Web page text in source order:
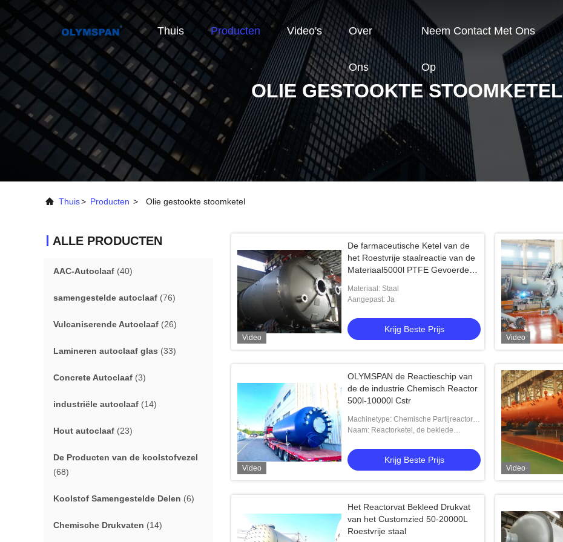
Thuis Producten Video's Over
Ons
Neem Contact Met Ons
Op
OLIE GESTOOKTE STOOMKETEL
Thuis> Producten > Olie gestookte stoomketel
ALLE PRODUCTEN
AAC-Autoclaaf (40)
samengestelde autoclaaf (76)
Vulcaniserende Autoclaaf (26)
Lamineren autoclaaf glas (33)
Concrete Autoclaaf (3)
industriële autoclaaf (14)
Hout autoclaaf (23)
De Producten van de koolstofvezel
(68)
Koolstof Samengestelde Delen (6)
Chemische Drukvaten (14)
Video
De farmaceutische Ketel van de
het Roestvrije staalreactie van de
Materiaal5000l PTFE Gevoerde
Materiaal: Staal
Aangepast: Ja
Krijg Beste Prijs
Video
Video
OLYMSPAN de Reactieschip van
de de industrie Chemisch Reactor
500l-10000l Cstr
Machinetype: Chemische Partijreactor,
de ketel van de tankreactie electrolyzer,
Naam: Reactorketel, de beklede
de Reactor van de Roestvrij staalhoge
Krijg Beste Prijs
Video
Het Reactorvat Bekleed Drukvat
van het Customzied 50-20000L
Roestvrije staal